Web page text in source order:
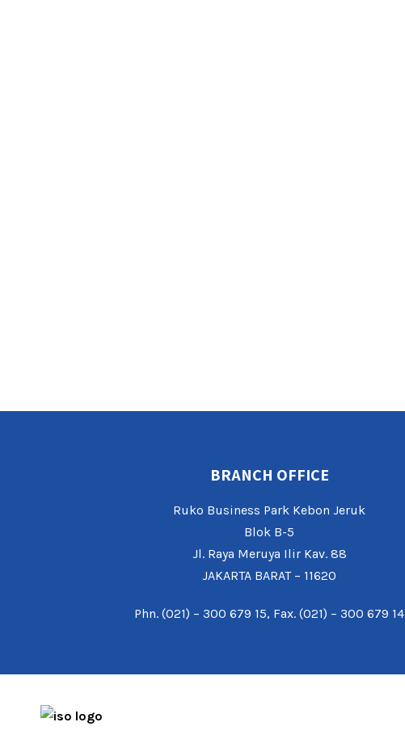
BRANCH OFFICE
Ruko Business Park Kebon Jeruk
Blok B-5
Jl. Raya Meruya Ilir Kav. 88
JAKARTA BARAT – 11620
Phn. (021) – 300 679 15, Fax. (021) – 300 679 14